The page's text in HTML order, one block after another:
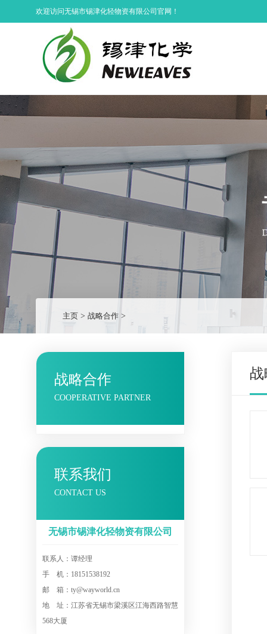
欢迎访问无锡市锡津化轻物资有限公司官网！
主页 > 战略合作 >
战略合作
COOPERATIVE PARTNER
联系我们
CONTACT US
无锡市锡津化轻物资有限公司
联系人：谭经理
手 机：18151538192
邮 箱：ty@wayworld.cn
地 址：江苏省无锡市梁溪区江海西路智慧
568大厦